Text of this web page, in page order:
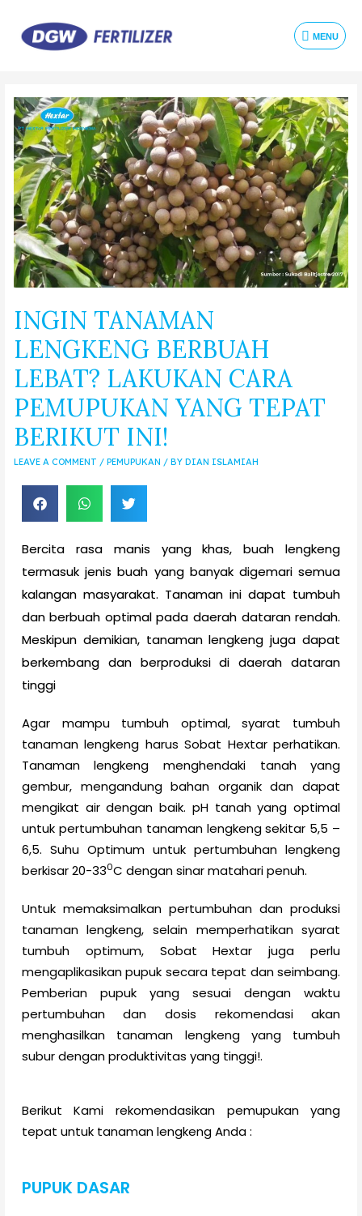
MENU
INGIN TANAMAN
LENGKENG BERBUAH
LEBAT? LAKUKAN CARA
PEMUPUKAN YANG TEPAT
BERIKUT INI!
LEAVE A COMMENT / PEMUPUKAN / BY DIAN ISLAMIAH
Bercita rasa manis yang khas, buah lengkeng
termasuk jenis buah yang banyak digemari semua
kalangan masyarakat. Tanaman ini dapat tumbuh
dan berbuah optimal pada daerah dataran rendah.
Meskipun demikian, tanaman lengkeng juga dapat
berkembang dan berproduksi di daerah dataran
tinggi
Agar mampu tumbuh optimal, syarat tumbuh
tanaman lengkeng harus Sobat Hextar perhatikan.
Tanaman lengkeng menghendaki tanah yang
gembur, mengandung bahan organik dan dapat
mengikat air dengan baik. pH tanah yang optimal
untuk pertumbuhan tanaman lengkeng sekitar 5,5 –
6,5. Suhu Optimum untuk pertumbuhan lengkeng
berkisar 20-330C dengan sinar matahari penuh.
Untuk memaksimalkan pertumbuhan dan produksi
tanaman lengkeng, selain memperhatikan syarat
tumbuh optimum, Sobat Hextar juga perlu
mengaplikasikan pupuk secara tepat dan seimbang.
Pemberian pupuk yang sesuai dengan waktu
pertumbuhan dan dosis rekomendasi akan
menghasilkan tanaman lengkeng yang tumbuh
subur dengan produktivitas yang tinggi!.
Berikut Kami rekomendasikan pemupukan yang
tepat untuk tanaman lengkeng Anda :
PUPUK DASAR